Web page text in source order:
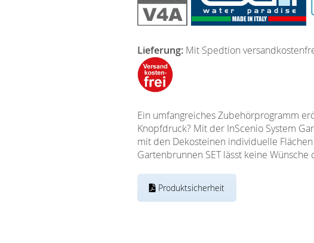
Lieferung: Mit Spedtion
Ein umfangreiches Zubehörprogramm
Knopfdruck? Mit der InScenio System
mit den Dekosteinen individuelle
Gartenbrunnen SET lässt keine Wünsche
Produktsicherheit